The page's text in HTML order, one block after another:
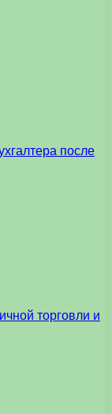
после
торговли и